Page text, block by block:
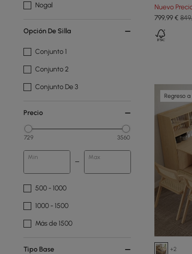
Nogal
Opción De Silla
Conjunto 1
Conjunto 2
Conjunto De 3
Precio
729 3560
Min Max
500 - 1000
1000 - 1500
Más de 1500
Tipo Base
plegable,
Nuevo
799,99€
Regreso
+2